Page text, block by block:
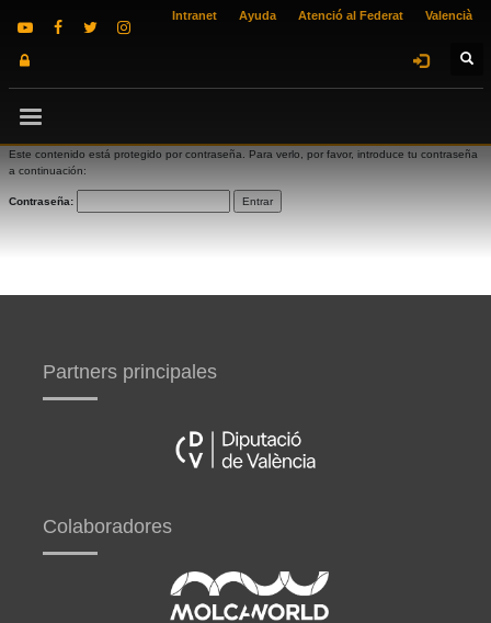
Intranet Ayuda Atenció al Federat Valencià
Este contenido está protegido por contraseña. Para verlo, por favor, introduce tu contraseña
a continuación:
Contraseña:
Partners principales
Colaboradores